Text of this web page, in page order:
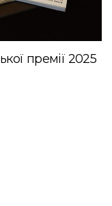
премії 2025